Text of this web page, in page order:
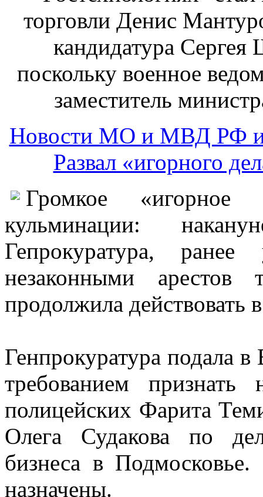
торговли Денис
кандидатура Сергея
поскольку военное
заместитель
Новости МО и МВД РФ
Развал «игорного
Громкое
кульминации:
Гепрокуратура,
незаконными арестов
продолжила действовать
Генпрокуратура подала
требованием
полицейских Фарита
Олега Судакова по
бизнеса в
назначены.